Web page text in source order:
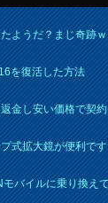
ようだ？まじ奇跡ｗ
を復活した方法
金し安い価格で契
式拡大鏡が便利です
バイルに乗り換え